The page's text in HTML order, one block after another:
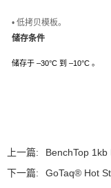
• 低拷贝模板。
储存条件
储存于 –30°C 到 –10°C 。
上一篇:
BenchTop
下一篇:
GoTaq® Hot